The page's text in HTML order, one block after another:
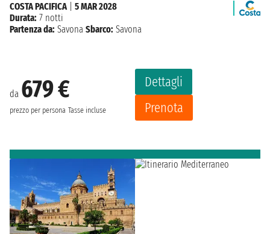
da 679 €
prezzo per persona Tasse incluse
Dettagli
Prenota
COSTA PACIFICA| 5 MAR 2028
Durata: 7 notti
Partenza da: Savona Sbarco: Savona